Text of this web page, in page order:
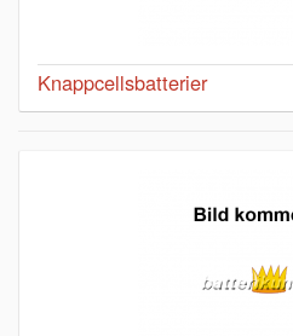
Knappcellsbatterier